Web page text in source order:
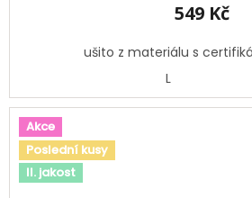
549 Kč
ušito z materiálu s
L
Akce
Poslední kusy
II. jakost